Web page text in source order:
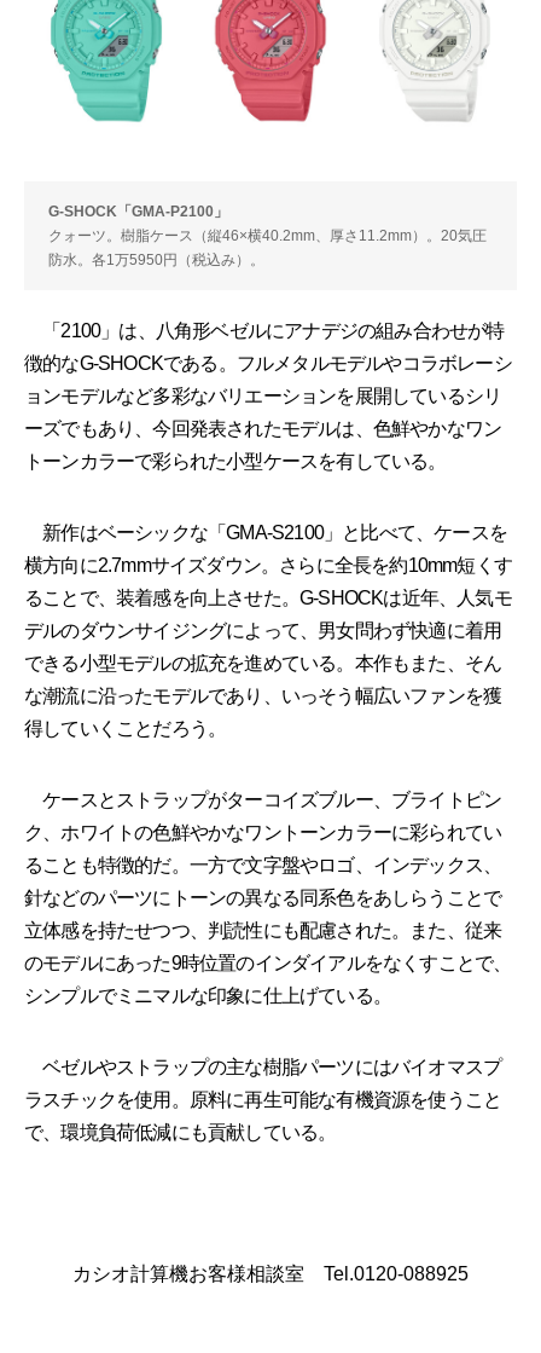
G-SHOCK「GMA-P2100」
クォーツ。樹脂ケース（縦46×横40.2mm、厚さ11.2mm）。20気圧
防水。各1万5950円（税込み）。
「2100」は、八角形ベゼルにアナデジの組み合わせが特
徴的なG-SHOCKである。フルメタルモデルやコラボレーシ
ョンモデルなど多彩なバリエーションを展開しているシリ
ーズでもあり、今回発表されたモデルは、色鮮やかなワン
トーンカラーで彩られた小型ケースを有している。
新作はベーシックな「GMA-S2100」と比べて、ケースを
横方向に2.7mmサイズダウン。さらに全長を約10mm短くす
ることで、装着感を向上させた。G-SHOCKは近年、人気モ
デルのダウンサイジングによって、男女問わず快適に着用
できる小型モデルの拡充を進めている。本作もまた、そん
な潮流に沿ったモデルであり、いっそう幅広いファンを獲
得していくことだろう。
ケースとストラップがターコイズブルー、ブライトピン
ク、ホワイトの色鮮やかなワントーンカラーに彩られてい
ることも特徴的だ。一方で文字盤やロゴ、インデックス、
針などのパーツにトーンの異なる同系色をあしらうことで
立体感を持たせつつ、判読性にも配慮された。また、従来
のモデルにあった9時位置のインダイアルをなくすことで、
シンプルでミニマルな印象に仕上げている。
ベゼルやストラップの主な樹脂パーツにはバイオマスプ
ラスチックを使用。原料に再生可能な有機資源を使うこと
で、環境負荷低減にも貢献している。
カシオ計算機お客様相談室 Tel.0120-088925